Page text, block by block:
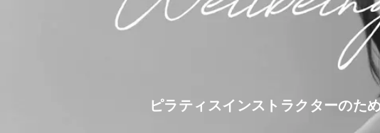
ピラティスインストラクターのた